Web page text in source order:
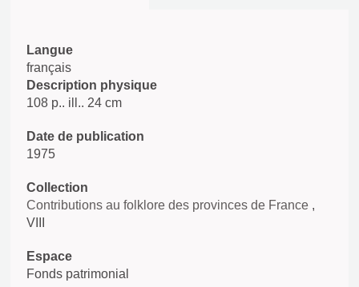
Langue
français
Description physique
108 p.. ill.. 24 cm
Date de publication
1975
Collection
Contributions au folklore des provinces de France ,
VIII
Espace
Fonds patrimonial